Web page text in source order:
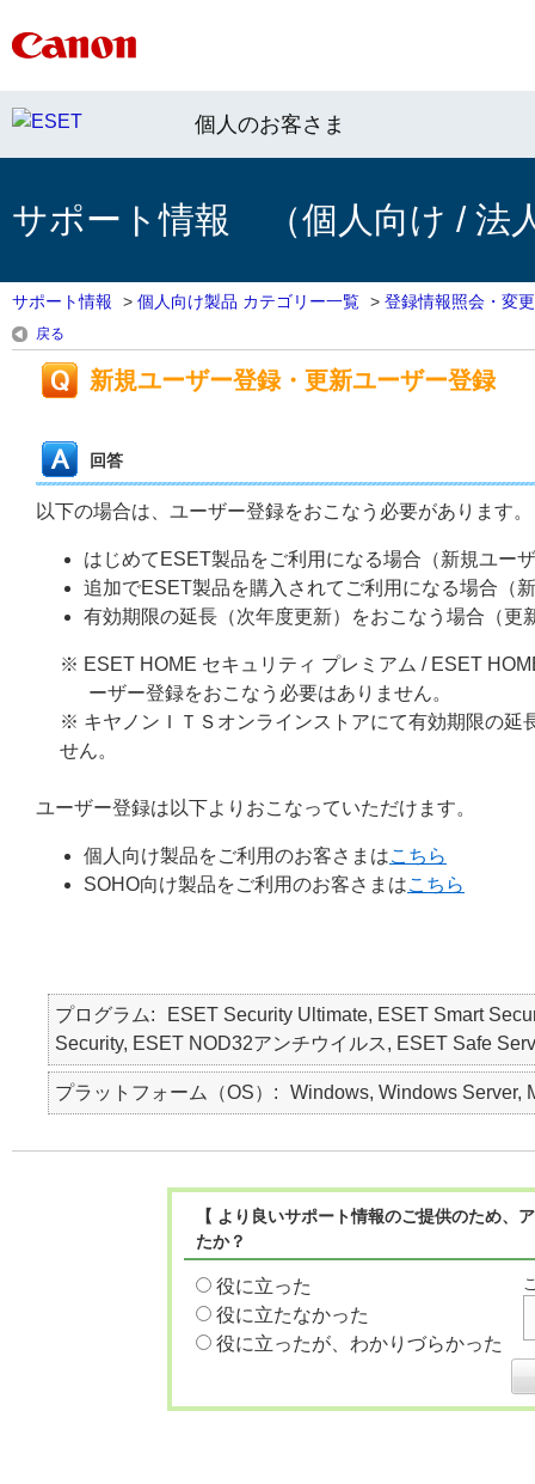
個人のお客さま
サポート情報 （個人向け / 法
サポート情報 > 個人向け製品 カテゴリー一覧 > 登録情報照会・変更
戻る
新規ユーザー登録・更新ユーザー登録
回答
以下の場合は、ユーザー登録をおこなう必要があります
はじめてESET製品をご利用になる場合（新規ユー
追加でESET製品を購入されてご利用になる場合（
有効期限の延長（次年度更新）をおこなう場合（更
※ ESET HOME セキュリティ プレミアム / ESET
ーザー登録をおこなう必要はありません。
※ キヤノンＩＴＳオンラインストアにて有効期限の延
せん。
ユーザー登録は以下よりおこなっていただけます。
個人向け製品をご利用のお客さまはこちら
SOHO向け製品をご利用のお客さまはこちら
プログラム
ESET Security Ultimate, ESET Smart
Security, ESET NOD32アンチウイルス, ESET Safe
プラットフォーム（OS） Windows, Windows Server,
【 より良いサポート情報のご提供のため
たか？
役に立った
役に立たなかった
役に立ったが、わかりづらかった